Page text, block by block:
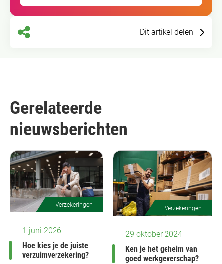
Dit artikel delen
Gerelateerde
nieuwsberichten
Verzekeringen
1 juni 2026
Hoe kies je de juiste
verzuimverzekering?
Verzekeringen
29 oktober 2024
Ken je het geheim van
goed werkgeverschap?